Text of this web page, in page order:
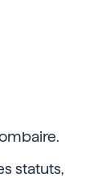
statuts,